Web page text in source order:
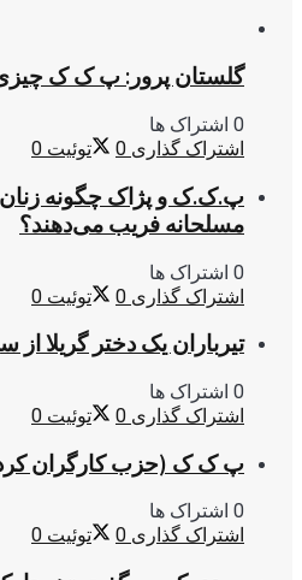
گلستان پرور: پ ک ک
0 اشتراک ها
اشتراک گذاری 0 توئیت 0
پ.ک.ک و پژاک چگونه زنان
مسلحانه فریب می‌دهند؟
0 اشتراک ها
اشتراک گذاری 0 توئیت 0
تیرباران یک دختر گریلا
0 اشتراک ها
اشتراک گذاری 0 توئیت 0
پ ک ک (حزب کارگران
0 اشتراک ها
اشتراک گذاری 0 توئیت 0